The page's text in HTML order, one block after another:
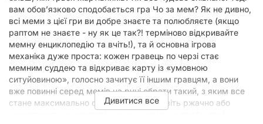
вам обов’язково сподобається гра Чо за мем? Як не дивно,
всі меми з цієї гри ви добре знаєте та полюбляєте (якщо
раптом не знаєте - ну як це так?! терміново відкривайте
мемну енциклопедію та вчіть!), та й основна ігрова
механіка дуже проста: кожен гравець по черзі стає
мемним суддею та відкриває карту із «умовною
ситуйовиною», голосно зачитує її іншим гравцям, а вони
вже повинні серед мемів на руці обрати такий, з яким все
стане максимально смішно! Можна навіть ржачно або
Дивитися все